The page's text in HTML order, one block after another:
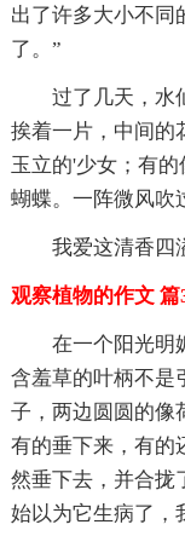
出了许多大小不同
了。”
过了几天，水
挨着一片，中间的
玉立的'少女；有
蝴蝶。一阵微风吹
我爱这清香四
观察植物的作文 篇
在一个阳光明
含羞草的叶柄不是
子，两边圆圆的像
有的垂下来，有
然垂下去，并合拢
始以为它生病了，